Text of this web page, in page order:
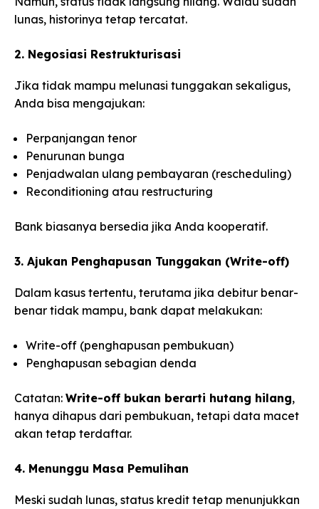
lunas, historinya tetap tercatat.
2. Negosiasi Restrukturisasi
Jika tidak mampu melunasi tunggakan sekaligus,
Anda bisa mengajukan:
Perpanjangan tenor
Penurunan bunga
Penjadwalan ulang pembayaran (rescheduling)
Reconditioning atau restructuring
Bank biasanya bersedia jika Anda kooperatif.
3. Ajukan Penghapusan Tunggakan (Write-off)
Dalam kasus tertentu, terutama jika debitur benar-
benar tidak mampu, bank dapat melakukan:
Write-off (penghapusan pembukuan)
Penghapusan sebagian denda
Catatan: Write-off bukan berarti hutang hilang,
hanya dihapus dari pembukuan, tetapi data macet
akan tetap terdaftar.
4. Menunggu Masa Pemulihan
Meski sudah lunas, status kredit tetap menunjukkan